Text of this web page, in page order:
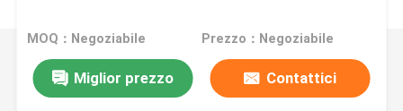
MOQ：Negoziabile Prezzo：Negoziabile
Miglior prezzo Contattici